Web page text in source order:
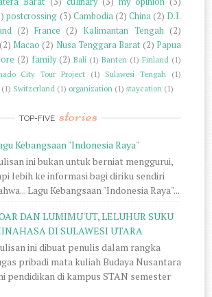
postcrossing (3) Cambodia (2) China (2) D.I.
(2) France (2) Kalimantan Tengah (2)
(2) Macao (2) Nusa Tenggara Barat (2) Papua
(2) family (2) Bali (1) Banten (1) Finland (1)
City Tour Project (1) Sulawesi Tengah (1)
(1) Switzerland (1) organization (1) staycation (1)
TOP-FIVE stories
Kebangsaan "Indonesia Raya"
ini bukan untuk berniat menggurui,
lebih ke informasi bagi diriku sendiri
Lagu Kebangsaan "Indonesia Raya"...
DAN LUMIMU'UT, LELUHUR SUKU
DI SULAWESI UTARA
ini dibuat penulis dalam rangka
pribadi mata kuliah Budaya Nusantara
pendidikan di kampus STAN semester